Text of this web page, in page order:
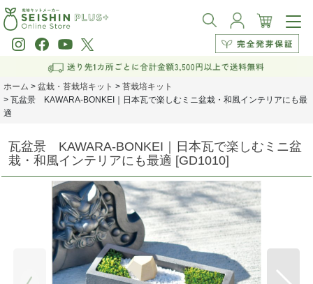
ホーム > 盆栽・苔栽培キット > 苔栽培キット
> 瓦盆景 KAWARA-BONKEI｜日本瓦で楽しむミニ盆栽・和風インテリアにも最
適
瓦盆景 KAWARA-BONKEI｜日本瓦で楽しむミニ盆
栽・和風インテリアにも最適 [GD1010]